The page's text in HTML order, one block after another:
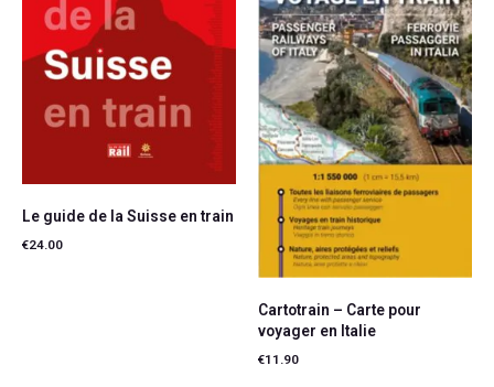
Le guide de la Suisse en train
€24.00
Cartotrain – Carte pour
voyager en Italie
€11.90